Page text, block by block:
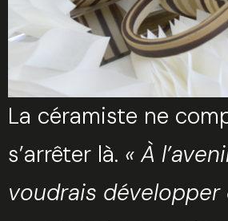
La céramiste ne
s’arrêter là. « À
voudrais